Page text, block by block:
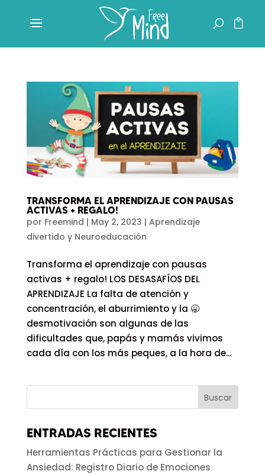
TRANSFORMA EL APRENDIZAJE CON PAUSAS
ACTIVAS + REGALO!
por Freemind | May 2, 2023 | Aprendizaje
divertido y Neuroeducación
Transforma el aprendizaje con pausas
activas + regalo! LOS DESASAFÍOS DEL
APRENDIZAJE La falta de atención y
concentración, el aburrimiento y la 🥱
desmotivación son algunas de las
dificultades que, papás y mamás vivimos
cada día con los más peques, a la hora de...
ENTRADAS RECIENTES
Herramientas Prácticas para Gestionar la
Ansiedad: Registro Diario de Emociones